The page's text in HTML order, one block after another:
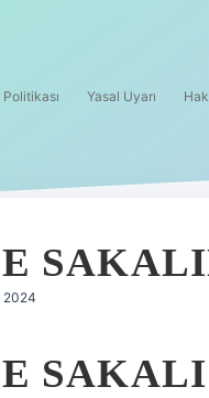
Yasal Uyarı
2024